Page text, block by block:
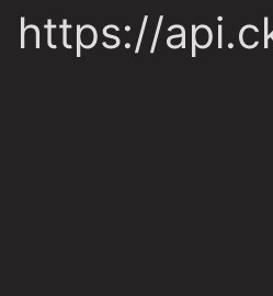
https://